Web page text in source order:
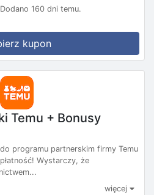
Dodano 160 dni temu.
kupon
Temu + Bonusy
programu partnerskim firmy Temu
Wystarczy, że
więcej